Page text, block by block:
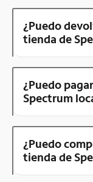
¿Puedo
tienda de
¿Puedo
Spectrum
¿Puedo
tienda de